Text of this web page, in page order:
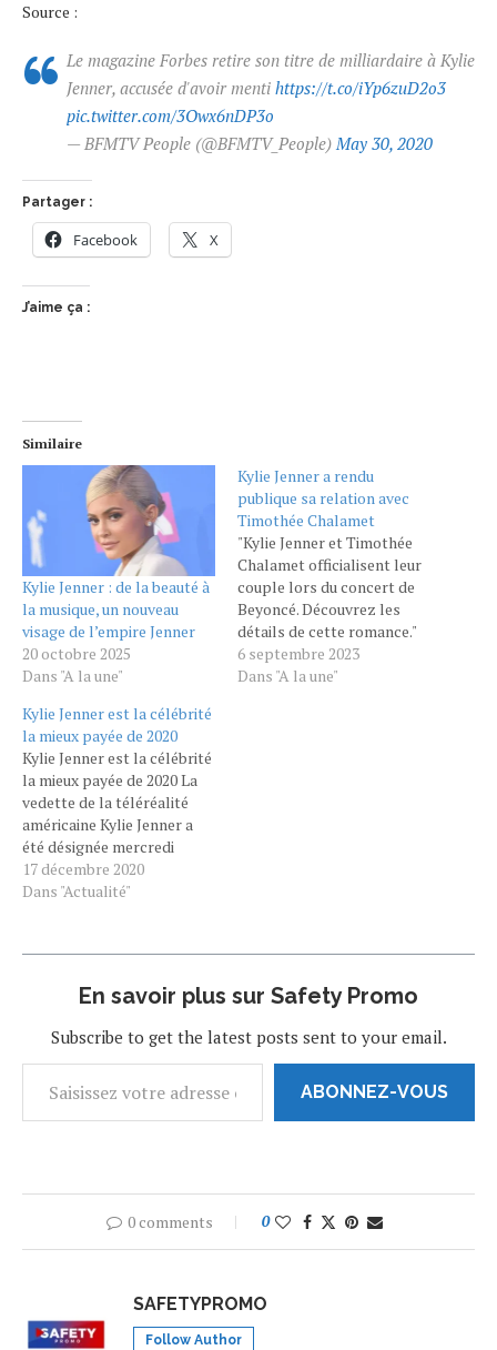
Source :
Le magazine Forbes retire son titre de milliardaire à Kylie
Jenner, accusée d'avoir menti https://t.co/iYp6zuD2o3
pic.twitter.com/3Owx6nDP3o
— BFMTV People (@BFMTV_People)May 30, 2020
Partager :
Facebook X
J’aime ça :
Similaire
Kylie Jenner : de la beauté à
la musique, un nouveau
visage de l’empire Jenner
20 octobre 2025
Dans "A la une"
Kylie Jenner a rendu
publique sa relation avec
Timothée Chalamet
"Kylie Jenner et Timothée
Chalamet officialisent leur
couple lors du concert de
Beyoncé. Découvrez les
détails de cette romance."
La vie amoureuse de Kylie
Jenner et Timothée
6 septembre 2023
Dans "A la une"
Kylie Jenner est la célébrité
la mieux payée de 2020
Kylie Jenner est la célébrité
la mieux payée de 2020 La
vedette de la téléréalité
américaine Kylie Jenner a
été désignée mercredi
comme la célébrité la mieux
payée de l’année écoulée
gagné 485 millions d’euros
17 décembre 2020
Dans "Actualité"
En savoir plus sur Safety Promo
Subscribe to get the latest posts sent to your email.
ABONNEZ-VOUS
0 comments 0
SAFETYPROMO
Follow Author